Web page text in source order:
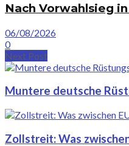
Nach Vorwahlsieg
06/08/2026
0
Next Post
Muntere deutsche
Zollstreit: Was